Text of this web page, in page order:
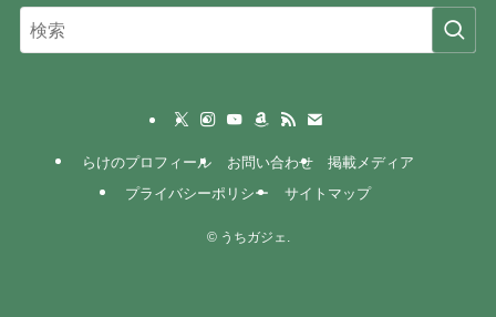
らけのプロフィール お問い合わせ
掲載メディア
プライバシーポリシー
サイトマップ
©うちガジェ.